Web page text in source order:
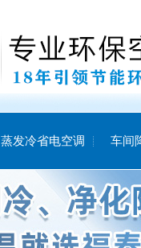
蒸发冷省电空调 车间